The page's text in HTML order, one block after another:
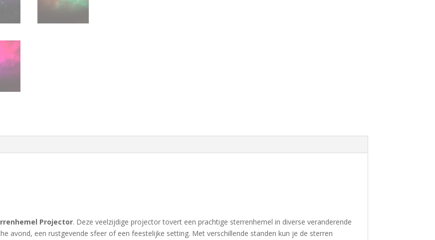
Projector. Deze veelzijdige projector tovert een prachtige sterrenhemel in diverse veranderende
avond, een rustgevende sfeer of een feestelijke setting. Met verschillende standen kun je de sterren